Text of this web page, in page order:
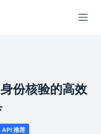
份核验的高效
API 推荐